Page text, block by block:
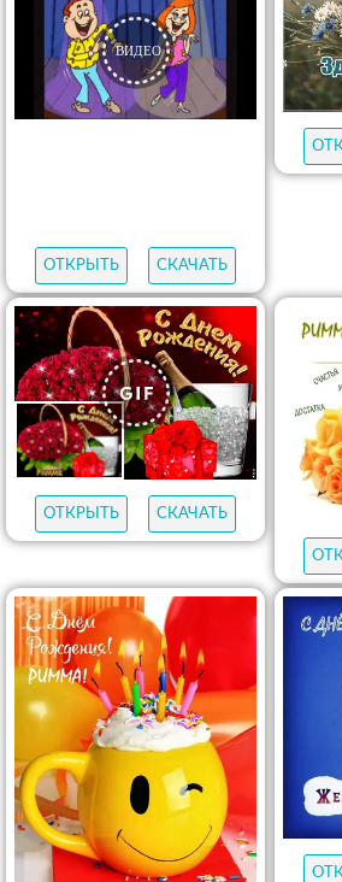
ОТКРЫТЬ СКАЧАТЬ
ОТКРЫТЬ СКАЧАТЬ